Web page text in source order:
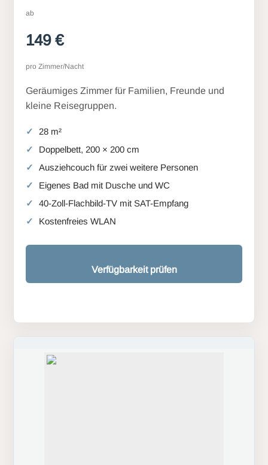
ab
149 €
pro Zimmer/Nacht
Geräumiges Zimmer für Familien, Freunde und
kleine Reisegruppen.
28 m²
Doppelbett, 200 × 200 cm
Ausziehcouch für zwei weitere Personen
Eigenes Bad mit Dusche und WC
40-Zoll-Flachbild-TV mit SAT-Empfang
Kostenfreies WLAN
Verfügbarkeit prüfen